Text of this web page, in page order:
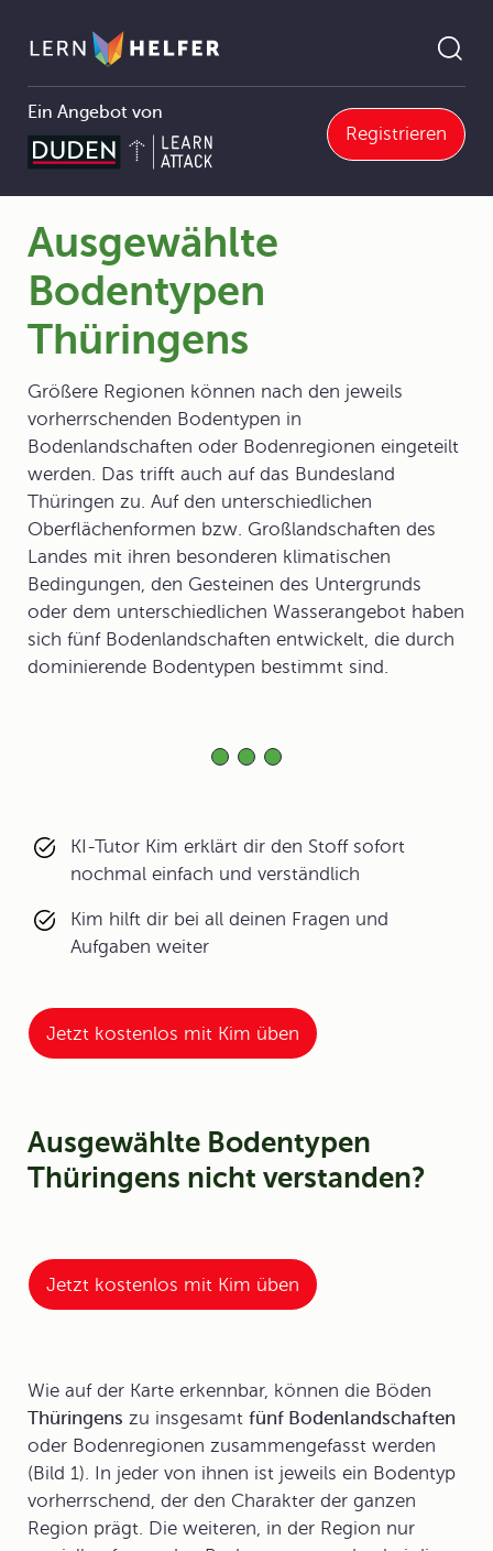
Ein Angebot von
Registrieren
Pfadnavigation
3.5.3 Verbreitung von Böden Ausgewählte Bodentypen Thüringens
Ausgewählte
Bodentypen
Thüringens
Größere Regionen können nach den jeweils
vorherrschenden Bodentypen in
Bodenlandschaften oder Bodenregionen eingeteilt
werden. Das trifft auch auf das Bundesland
Thüringen zu. Auf den unterschiedlichen
Oberflächenformen bzw. Großlandschaften des
Landes mit ihren besonderen klimatischen
Bedingungen, den Gesteinen des Untergrunds
oder dem unterschiedlichen Wasserangebot haben
sich fünf Bodenlandschaften entwickelt, die durch
dominierende Bodentypen bestimmt sind.
KI-Tutor Kim erklärt dir den Stoff sofort
nochmal einfach und verständlich
Kim hilft dir bei all deinen Fragen und
Aufgaben weiter
Jetzt kostenlos mit Kim üben
Ausgewählte Bodentypen
Thüringens nicht verstanden?
Jetzt kostenlos mit Kim üben
Wie auf der Karte erkennbar, können die Böden
Thüringens zu insgesamt fünf Bodenlandschaften
oder Bodenregionen zusammengefasst werden
(Bild 1). In jeder von ihnen ist jeweils ein Bodentyp
vorherrschend, der den Charakter der ganzen
Region prägt. Die weiteren, in der Region nur